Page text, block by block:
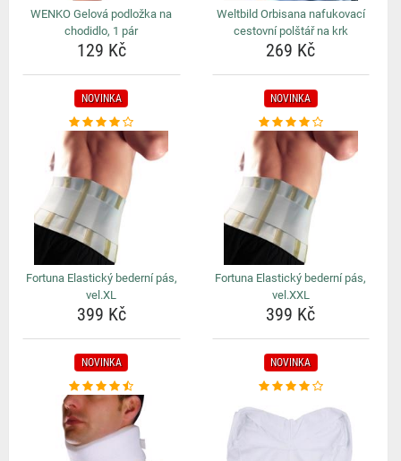
WENKO Gelová podložka na
chodidlo, 1 pár
129 Kč
Weltbild Orbisana nafukovací
cestovní polštář na krk
269 Kč
NOVINKA
Fortuna Elastický bederní pás,
vel.XL
399 Kč
NOVINKA
Fortuna Elastický bederní pás,
vel.XXL
399 Kč
NOVINKA NOVINKA